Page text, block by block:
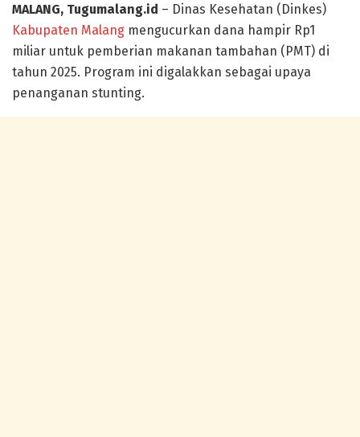
MALANG, Tugumalang.id – Dinas Kesehatan (Dinkes)
Kabupaten Malang mengucurkan dana hampir Rp1
miliar untuk pemberian makanan tambahan (PMT) di
tahun 2025. Program ini digalakkan sebagai upaya
penanganan stunting.